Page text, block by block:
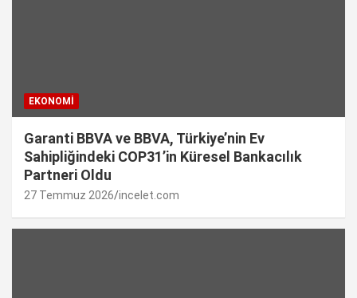
EKONOMI
Garanti BBVA ve BBVA, Türkiye’nin Ev
Sahipliğindeki COP31’in Küresel Bankacılık
Partneri Oldu
27 Temmuz 2026 incelet.com